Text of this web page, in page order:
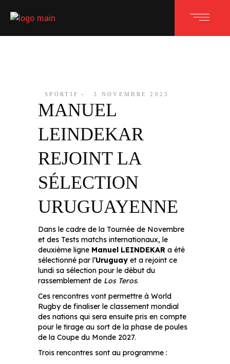
SPORTIF 3 NOVEMBRE 2025
MANUEL
LEINDEKAR
REJOINT LA
SÉLECTION
URUGUAYENNE
Dans le cadre de la Tournée de Novembre
et des Tests matchs internationaux, le
deuxième ligne Manuel LEINDEKAR a été
sélectionné par l’Uruguay et a rejoint ce
lundi sa sélection pour le début du
rassemblement de Los Teros.
Ces rencontres vont permettre à World
Rugby de finaliser le classement mondial
des nations qui sera ensuite pris en compte
pour le tirage au sort de la phase de poules
de la Coupe du Monde 2027.
Trois rencontres sont au programme :